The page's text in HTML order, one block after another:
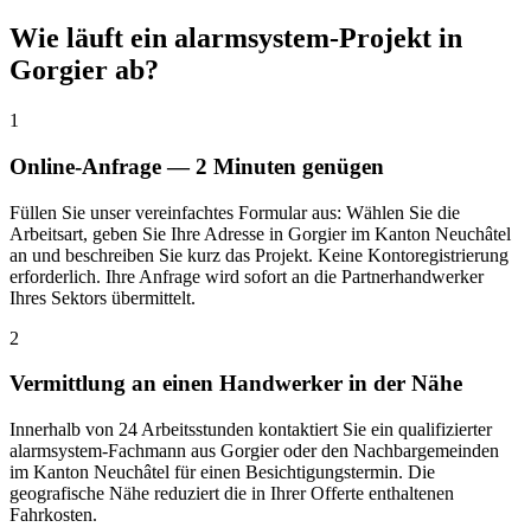
Wie läuft ein alarmsystem-Projekt in
Gorgier ab?
1
Online-Anfrage — 2 Minuten genügen
Füllen Sie unser vereinfachtes Formular aus: Wählen Sie die
Arbeitsart, geben Sie Ihre Adresse in Gorgier im Kanton Neuchâtel
an und beschreiben Sie kurz das Projekt. Keine Kontoregistrierung
erforderlich. Ihre Anfrage wird sofort an die Partnerhandwerker
Ihres Sektors übermittelt.
2
Vermittlung an einen Handwerker in der Nähe
Innerhalb von 24 Arbeitsstunden kontaktiert Sie ein qualifizierter
alarmsystem-Fachmann aus Gorgier oder den Nachbargemeinden
im Kanton Neuchâtel für einen Besichtigungstermin. Die
geografische Nähe reduziert die in Ihrer Offerte enthaltenen
Fahrkosten.